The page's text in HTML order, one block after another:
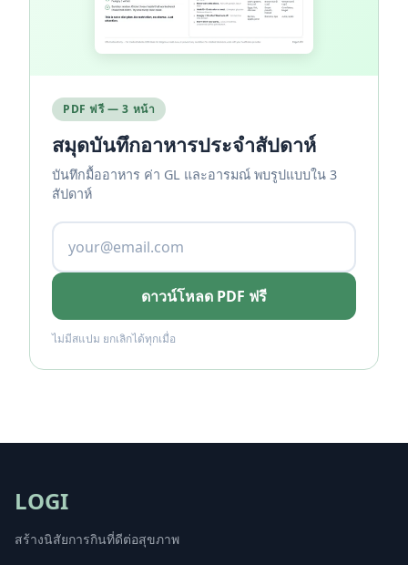
PDF ฟรี — 3 หน้า
สมุดบันทึกอาหารประจำสัปดาห์
บันทึกมื้ออาหาร ค่า GL และอารมณ์ พบรูปแบบใน 3
สัปดาห์
ดาวน์โหลด PDF ฟรี
ไม่มีสแปม ยกเลิกได้ทุกเมื่อ
LOGI
สร้างนิสัยการกินที่ดีต่อสุขภาพ